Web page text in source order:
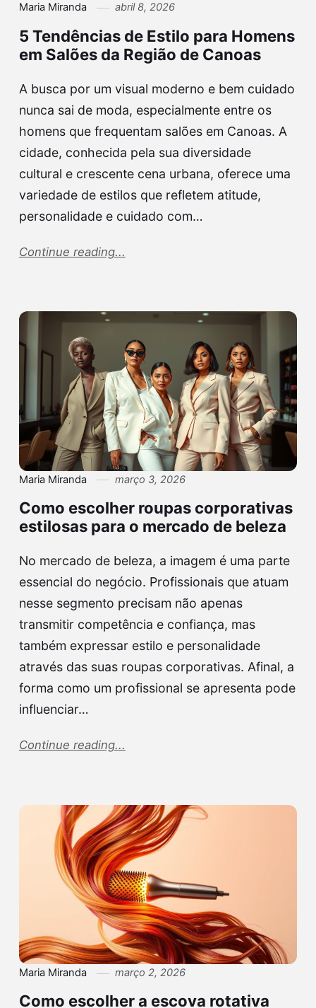
Maria Miranda abril 8, 2026
5 Tendências de Estilo para Homens
em Salões da Região de Canoas
A busca por um visual moderno e bem cuidado
nunca sai de moda, especialmente entre os
homens que frequentam salões em Canoas. A
cidade, conhecida pela sua diversidade
cultural e crescente cena urbana, oferece uma
variedade de estilos que refletem atitude,
personalidade e cuidado com…
Continue reading...
Maria Miranda março 3, 2026
Como escolher roupas corporativas
estilosas para o mercado de beleza
No mercado de beleza, a imagem é uma parte
essencial do negócio. Profissionais que atuam
nesse segmento precisam não apenas
transmitir competência e confiança, mas
também expressar estilo e personalidade
através das suas roupas corporativas. Afinal, a
forma como um profissional se apresenta pode
influenciar…
Continue reading...
Maria Miranda março 2, 2026
Como escolher a escova rotativa